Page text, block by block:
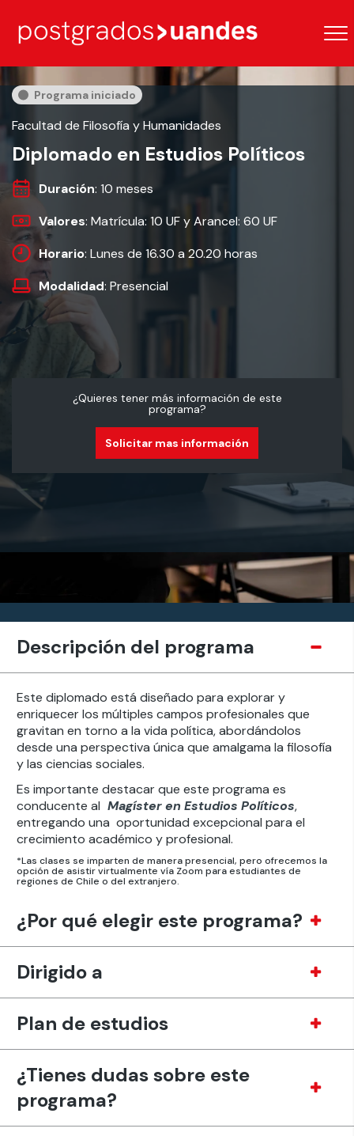
Programa iniciado
Facultad de Filosofía y Humanidades
Diplomado en Estudios Políticos
Duración: 10 meses
Valores: Matrícula: 10 UF y Arancel: 60 UF
Horario: Lunes de 16.30 a 20.20 horas
Modalidad: Presencial
¿Quieres tener más información de este
programa?
Solicitar mas información
Descripción del programa
Este diplomado está diseñado para explorar y
enriquecer los múltiples campos profesionales que
gravitan en torno a la vida política, abordándolos
desde una perspectiva única que amalgama la filosofía
y las ciencias sociales.
Es importante destacar que este programa es
conducente al Magíster en Estudios Políticos,
entregando una oportunidad excepcional para el
crecimiento académico y profesional.
*Las clases se imparten de manera presencial, pero ofrecemos la
opción de asistir virtualmente vía Zoom para estudiantes de
regiones de Chile o del extranjero.
¿Por qué elegir este programa?
Dirigido a
Plan de estudios
¿Tienes dudas sobre este
programa?